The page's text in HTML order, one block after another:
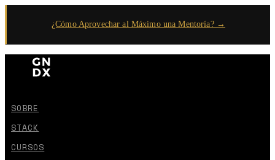
¿Cómo Aprovechar al Máximo una Mentoría? →
SOBRE
STACK
CURSOS